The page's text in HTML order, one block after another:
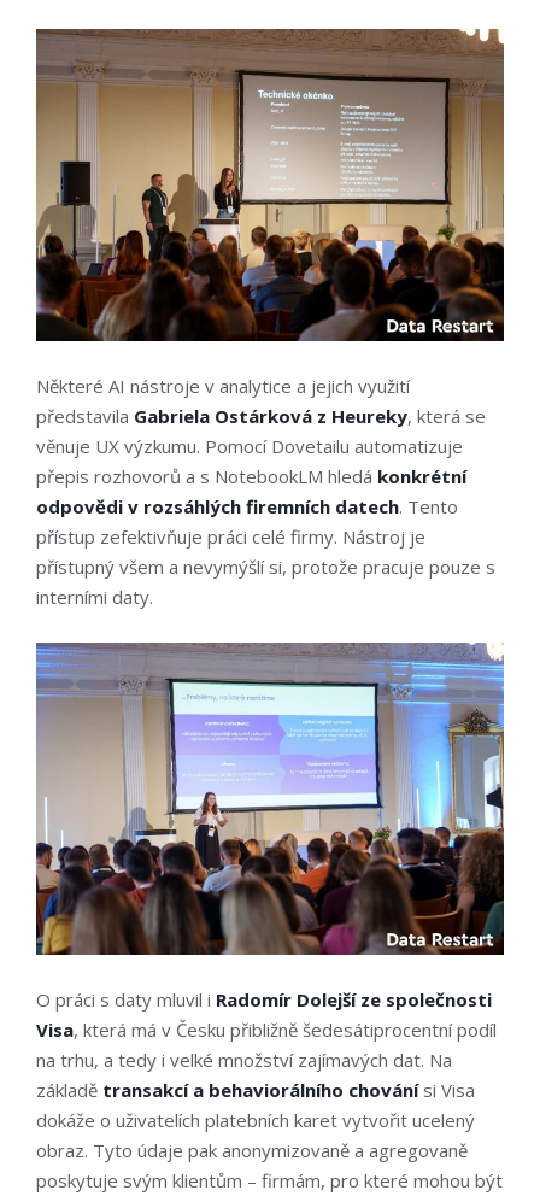
Některé AI nástroje v analytice a jejich využití
představila Gabriela Ostárková z Heureky, která se
věnuje UX výzkumu. Pomocí Dovetailu automatizuje
přepis rozhovorů a s NotebookLM hledá konkrétní
odpovědi v rozsáhlých firemních datech. Tento
přístup zefektivňuje práci celé firmy. Nástroj je
přístupný všem a nevymýšlí si, protože pracuje pouze s
interními daty.
O práci s daty mluvil i Radomír Dolejší ze společnosti
Visa, která má v Česku přibližně šedesátiprocentní podíl
na trhu, a tedy i velké množství zajímavých dat. Na
základě transakcí a behaviorálního chovánísi Visa
dokáže o uživatelích platebních karet vytvořit ucelený
obraz. Tyto údaje pak anonymizovaně a agregovaně
poskytuje svým klientům – firmám, pro které mohou být